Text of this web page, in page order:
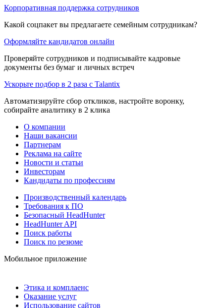
Корпоративная поддержка сотрудников
Какой соцпакет вы предлагаете семейным сотрудникам?
Оформляйте кандидатов онлайн
Проверяйте сотрудников и подписывайте кадровые
документы без бумаг и личных встреч
Ускорьте подбор в 2 раза с Talantix
Автоматизируйте сбор откликов, настройте воронку,
собирайте аналитику в 2 клика
О компании
Наши вакансии
Партнерам
Реклама на сайте
Новости и статьи
Инвесторам
Кандидаты по профессиям
Производственный календарь
Требования к ПО
Безопасный HeadHunter
HeadHunter API
Поиск работы
Поиск по резюме
Мобильное приложение
Этика и комплаенс
Оказание услуг
Использование сайтов